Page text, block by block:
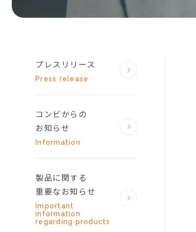
プレスリリース
Press release
コンビからの
お知らせ
Information
製品に関する
重要なお知らせ
Important
information
regarding products